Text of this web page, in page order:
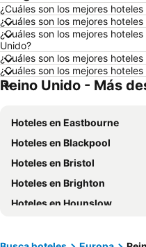
Hoteles en Roma
Hoteles en Riobamba
Hoteles en Ambato
Hoteles en Loja
Hoteles en Chicago
Hoteles en Argentina
Hoteles en Campania
¿Cuáles son los mejores
¿Cuáles son los mejores
¿Cuáles son los mejores
Unido?
¿Cuáles son los mejores
¿Cuáles son los mejores
Reino Unido - Más
Hoteles en Eastbourne
Hoteles en Blackpool
Hoteles en Bristol
Hoteles en Brighton
Hoteles en Hounslow
Hoteles en Windsor